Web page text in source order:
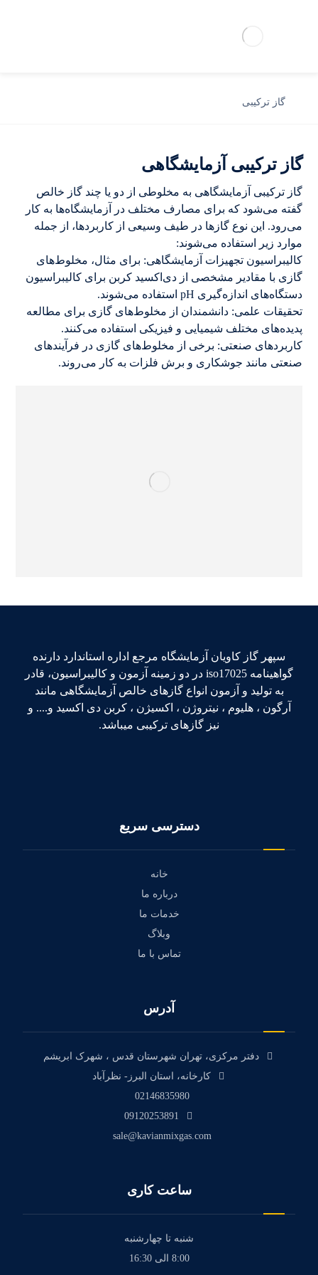
گاز ترکیبی
گاز ترکیبی آزمایشگاهی
گاز ترکیبی آزمایشگاهی به مخلوطی از دو یا چند گاز خالص
گفته می‌شود که برای مصارف مختلف در آزمایشگاه‌ها به کار
می‌رود. این نوع گازها در طیف وسیعی از کاربردها، از جمله
موارد زیر استفاده می‌شوند:
کالیبراسیون تجهیزات آزمایشگاهی: برای مثال، مخلوط‌های
گازی با مقادیر مشخصی از دی‌اکسید کربن برای کالیبراسیون
دستگاه‌های اندازه‌گیری pH استفاده می‌شوند.
تحقیقات علمی: دانشمندان از مخلوط‌های گازی برای مطالعه
پدیده‌های مختلف شیمیایی و فیزیکی استفاده می‌کنند.
کاربردهای صنعتی: برخی از مخلوط‌های گازی در فرآیندهای
صنعتی مانند جوشکاری و برش فلزات به کار می‌روند.
سپهر گاز کاویان آزمایشگاه مرجع اداره استاندارد دارنده
گواهینامه iso17025 در دو زمینه آزمون و کالیبراسیون، قادر
به تولید و آزمون انواع گازهای خالص آزمایشگاهی مانند
آرگون ، هلیوم ، نیتروژن ، اکسیژن ، کربن دی اکسید و.... و
نیز گازهای ترکیبی میباشد.
دسترسی سریع
خانه
درباره ما
خدمات ما
وبلاگ
تماس با ما
آدرس
دفتر مرکزی، تهران شهرستان قدس ، شهرک ابریشم
کارخانه، استان البرز- نظرآباد
02146835980
09120253891
sale@kavianmixgas.com
ساعت کاری
شنبه تا چهارشنبه
8:00 الی 16:30